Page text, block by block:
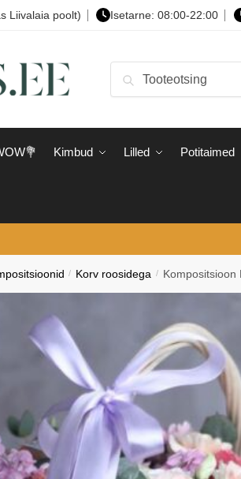
Liivalaia poolt) Isetarne: 08:00-22:00
Otsi
Kimbud Lilled Potitaimed
/ Korv roosidega / Kompositsioon